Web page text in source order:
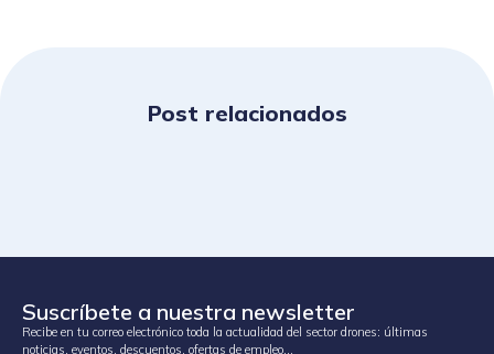
Post relacionados
Suscríbete a nuestra newsletter
Recibe en tu correo electrónico toda la actualidad del sector drones: últimas
noticias, eventos, descuentos, ofertas de empleo…